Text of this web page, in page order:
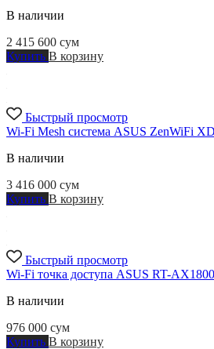
В наличии
2 415 600 сум
Купить В корзину
Быстрый просмотр
Wi-Fi Mesh система ASUS ZenWiFi
В наличии
3 416 000 сум
Купить В корзину
Быстрый просмотр
Wi-Fi точка доступа ASUS RT-
В наличии
976 000 сум
Купить В корзину